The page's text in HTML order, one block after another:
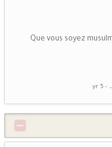
Que vous soyez